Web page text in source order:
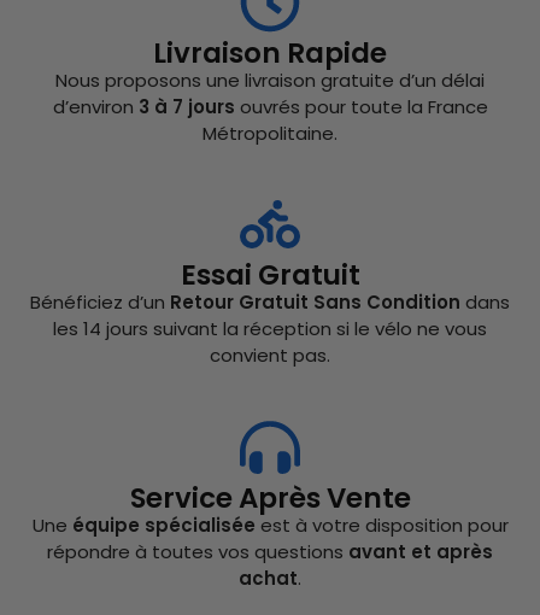
Livraison Rapide
Nous proposons une livraison gratuite d’un délai
d’environ 3 à 7 jours ouvrés pour toute la France
Métropolitaine.
Essai Gratuit
Bénéficiez d’un Retour Gratuit Sans Condition dans
les 14 jours suivant la réception si le vélo ne vous
convient pas.
Service Après Vente
Une équipe spécialisée est à votre disposition pour
répondre à toutes vos questions avant et après
achat.